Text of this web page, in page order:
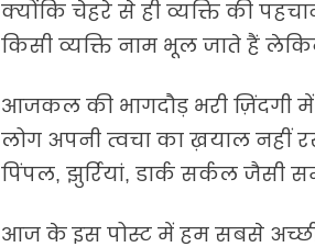
क्योंकि चेहरे से ही व्यक्ति की
किसी व्यक्ति नाम भूल जाते हैं
आजकल की भागदौड़ भरी ज़िंदगी में
लोग अपनी त्वचा का ख़याल नहीं
पिंपल, झुर्रियां, डार्क सर्कल जैसी
आज के इस पोस्ट में हम सबसे